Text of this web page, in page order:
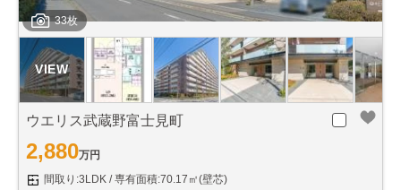
33枚
ウエリス武蔵野富士見町
2,880万円
間取り:3LDK
専有面積:70.17㎡(壁芯)